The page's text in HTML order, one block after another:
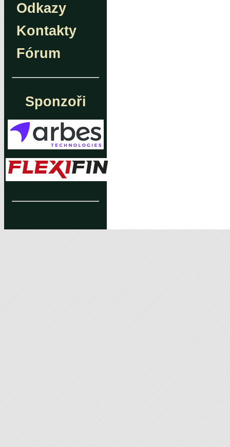
Odkazy
Kontakty
Fórum
Sponzoři